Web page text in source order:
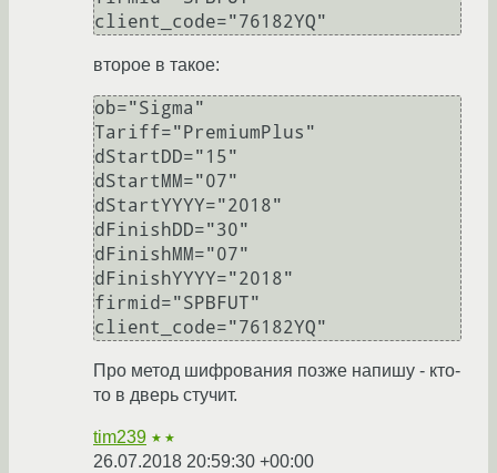
второе в такое:
ob="Sigma"
Tariff="PremiumPlus"
dStartDD="15"
dStartMM="07"
dStartYYYY="2018"
dFinishDD="30"
dFinishMM="07"
dFinishYYYY="2018"
firmid="SPBFUT"
Про метод шифрования позже напишу - кто-
то в дверь стучит.
tim239 ★★
26.07.2018 20:59:30 +00:00